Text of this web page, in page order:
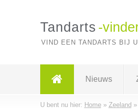
Tandarts -
VIND EEN TANDARTS BIJ
Nieuws
U bent nu hier: Home» Zeeland »